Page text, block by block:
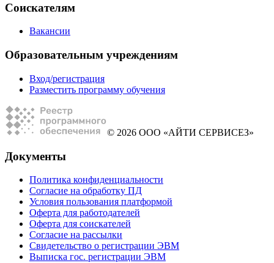
Соискателям
Вакансии
Образовательным учреждениям
Вход/регистрация
Разместить программу обучения
© 2026 ООО «АЙТИ СЕРВИСЕЗ»
Документы
Политика конфиденциальности
Согласие на обработку ПД
Условия пользования платформой
Оферта для работодателей
Оферта для соискателей
Согласие на рассылки
Свидетельство о регистрации ЭВМ
Выписка гос. регистрации ЭВМ